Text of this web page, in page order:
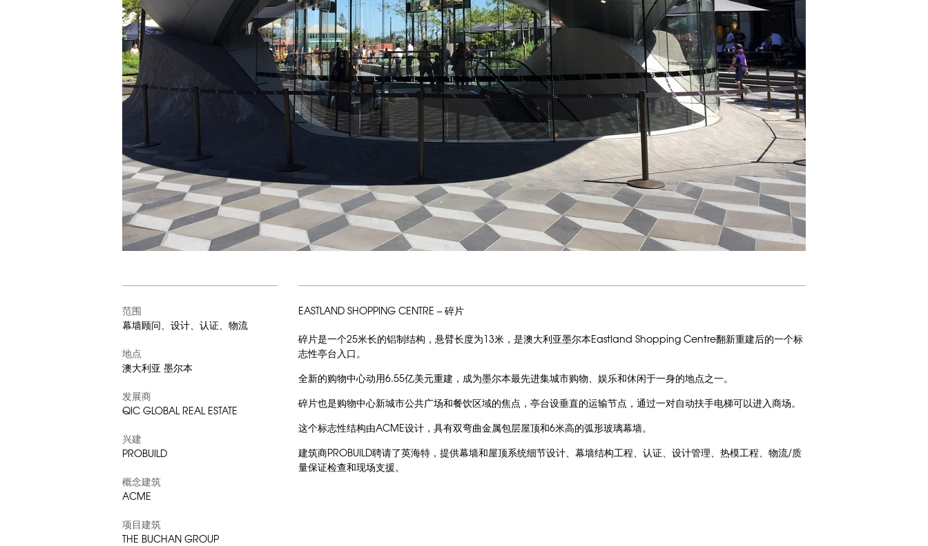
EASTLAND SHOPPING CENTRE – 碎片
碎片是一个25米长的铝制结构，悬臂长度为13米，是澳大利亚墨尔本Eastland Shopping Centre翻新重建后的一个标
志性亭台入口。
全新的购物中心动用6.55亿美元重建，成为墨尔本最先进集城市购物、娱乐和休闲于一身的地点之一。
碎片也是购物中心新城市公共广场和餐饮区域的焦点，亭台设垂直的运输节点，通过一对自动扶手电梯可以进入商场。
这个标志性结构由ACME设计，具有双弯曲金属包层屋顶和6米高的弧形玻璃幕墙。
建筑商PROBUILD聘请了英海特，提供幕墙和屋顶系统细节设计、幕墙结构工程、认证、设计管理、热模工程、物流/质
量保证检查和现场支援。
范围
幕墙顾问、设计、认证、物流
地点
澳大利亚 墨尔本
发展商
QIC GLOBAL REAL ESTATE
兴建
PROBUILD
概念建筑
ACME
项目建筑
THE BUCHAN GROUP